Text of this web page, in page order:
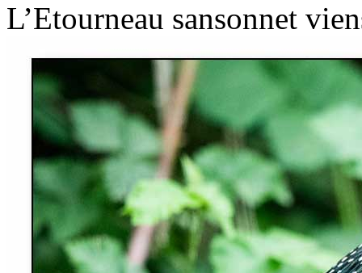
L’Etourneau sansonnet